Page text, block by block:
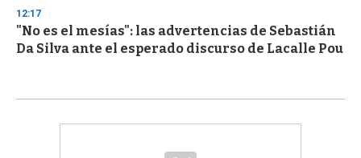
12:17
"No es el mesías": las advertencias de Sebastián
Da Silva ante el esperado discurso de Lacalle Pou